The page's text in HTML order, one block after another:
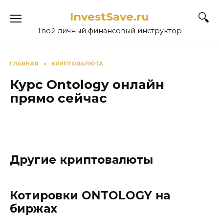
содержанию
InvestSave.ru
Твой личный финансовый инструктор
ГЛАВНАЯ » КРИПТОВАЛЮТА
Курс Ontology онлайн
прямо сейчас
Другие криптовалюты
Котировки ONTOLOGY на
биржах